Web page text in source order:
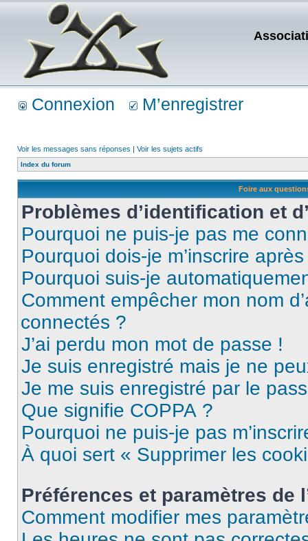
Connexion M’enregistrer
Voir les messages sans réponses | Voir les sujets actifs
Index du forum
Foire aux
Problèmes d’identification et
Pourquoi ne puis-je pas me
Pourquoi dois-je m’inscrire
Pourquoi suis-je
Comment empêcher mon nom
connectés ?
J’ai perdu mon mot de passe !
Je suis enregistré mais je ne
Je me suis enregistré par le
Que signifie COPPA ?
Pourquoi ne puis-je pas
À quoi sert « Supprimer les
Préférences et paramètres de
Comment modifier mes